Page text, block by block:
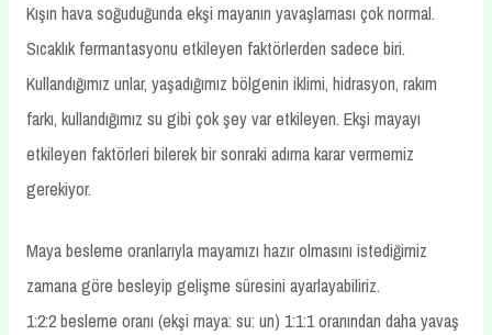
Kışın hava soğuduğunda ekşi mayanın yavaşlaması çok normal.
Sıcaklık fermantasyonu etkileyen faktörlerden sadece biri.
Kullandığımız unlar, yaşadığımız bölgenin iklimi, hidrasyon, rakım
farkı, kullandığımız su gibi çok şey var etkileyen. Ekşi mayayı
etkileyen faktörleri bilerek bir sonraki adıma karar vermemiz
gerekiyor.
Maya besleme oranlarıyla mayamızı hazır olmasını istediğimiz
zamana göre besleyip gelişme süresini ayarlayabiliriz.
1:2:2 besleme oranı (ekşi maya: su: un) 1:1:1 oranından daha yavaş